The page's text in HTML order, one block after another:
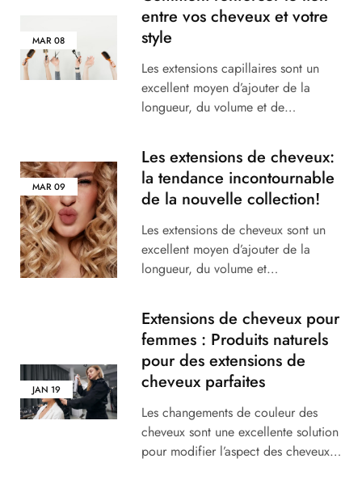
MAR08
entre vos cheveux et votre
style
Les extensions capillaires sont un
excellent moyen d’ajouter de la
longueur, du volume et de…
MAR09
Les extensions de cheveux:
la tendance incontournable
de la nouvelle collection!
Les extensions de cheveux sont un
excellent moyen d’ajouter de la
longueur, du volume et…
JAN 19
Extensions de cheveux pour
femmes : Produits naturels
pour des extensions de
cheveux parfaites
Les changements de couleur des
cheveux sont une excellente solution
pour modifier l’aspect des cheveux…